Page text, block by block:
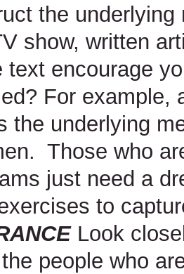
the
show, written
text encourage
For
the underlying
Those who
just need a
to
Look
people who